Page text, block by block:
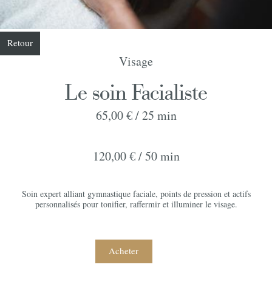
Retour
Visage
Le soin Facialiste
65,00 € /25 min
120,00 € /50 min
Soin expert alliant gymnastique faciale, points de pression et actifs
personnalisés pour tonifier, raffermir et illuminer le visage.
Acheter